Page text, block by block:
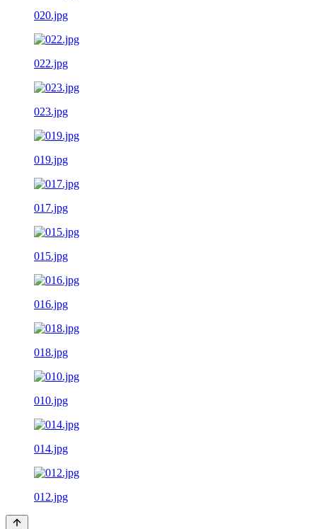
020.jpg
022.jpg
023.jpg
019.jpg
017.jpg
015.jpg
016.jpg
018.jpg
010.jpg
014.jpg
012.jpg